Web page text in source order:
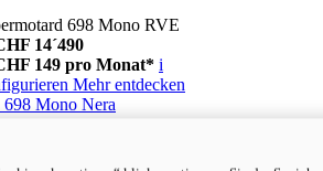
698 Mono RVE
14´490
149 pro Monat* i
Mehr entdecken
698 Mono Nera
13´990